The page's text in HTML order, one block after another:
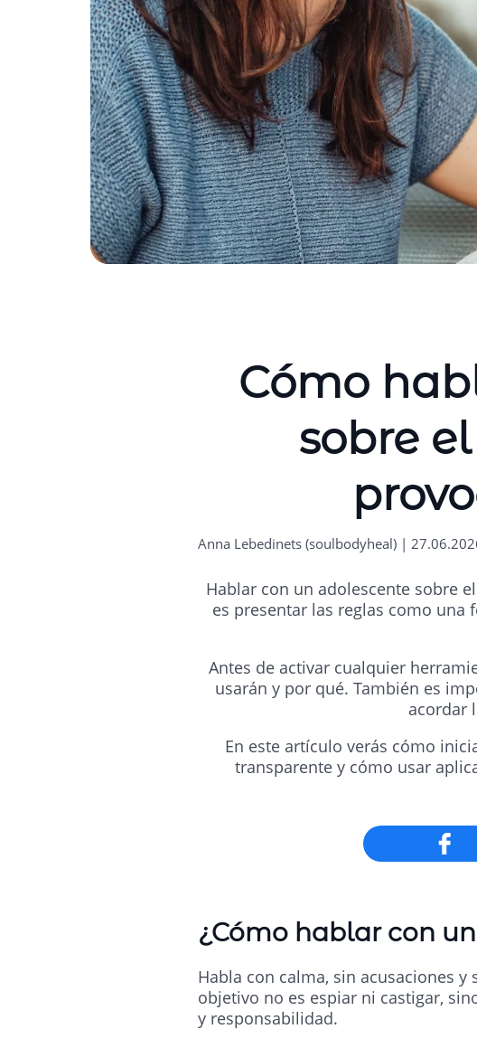
Cómo
sobre
Anna Lebedinets (soulbodyheal) |
Hablar con un adolescente sobre
es presentar las reglas como
Antes de activar cualquier
usarán y por qué. También es
acordar
En este artículo verás cómo
transparente y cómo usar
¿Cómo hablar con
Habla con calma, sin acusaciones
objetivo no es espiar ni castigar,
y responsabilidad.